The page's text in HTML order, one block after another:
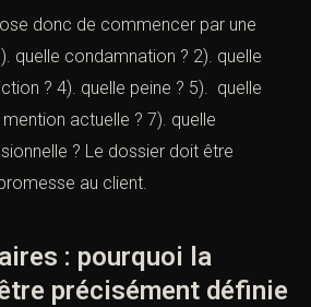
donc de commencer par une
quelle condamnation ? 2). quelle
? 4). quelle peine ? 5). quelle
actuelle ? 7). quelle
au client.